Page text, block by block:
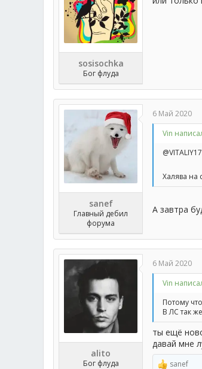
sosisochka
Бог флуда
sanef
Главный дебил
форума
6 Май 2020
Vin
@VITALIY17
Халява на
А завтра
alito
Бог флуда
6 Май 2020
Vin
Потому
В ЛС так
ты ещё
давай мне
sanef